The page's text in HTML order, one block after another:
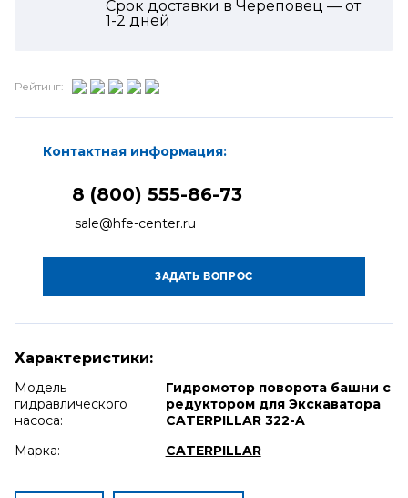
Срок доставки в Череповец — от
1-2 дней
Рейтинг:
Контактная информация:
8 (800) 555-86-73
sale@hfe-center.ru
Характеристики:
Модель
гидравлического
насоса:
Гидромотор поворота башни с
редуктором для Экскаватора
CATERPILLAR 322-A
Марка:
CATERPILLAR